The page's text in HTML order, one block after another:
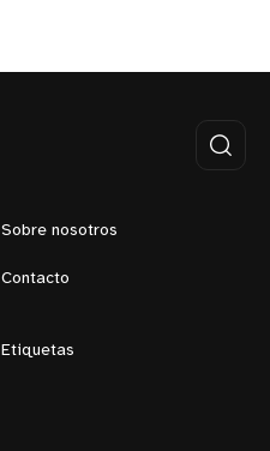
Sobre nosotros
Contacto
Etiquetas